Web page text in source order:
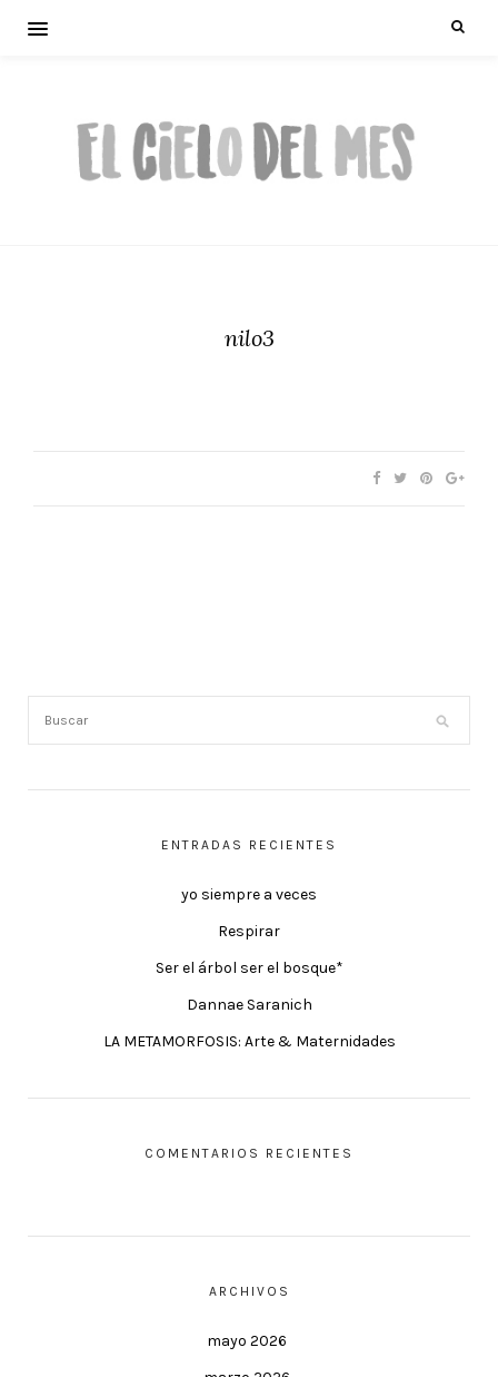
nilo3
ENTRADAS RECIENTES
yo siempre a veces
Respirar
Ser el árbol ser el bosque*
Dannae Saranich
LA METAMORFOSIS: Arte & Maternidades
COMENTARIOS RECIENTES
ARCHIVOS
mayo 2026